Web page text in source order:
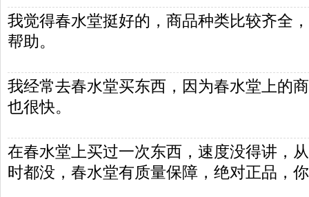
我觉得春水堂挺好的，商品种类比较齐全
帮助。
我经常去春水堂买东西，因为春水堂上的
也很快。
在春水堂上买过一次东西，速度没得讲，
时都没，春水堂有质量保障，绝对正品，